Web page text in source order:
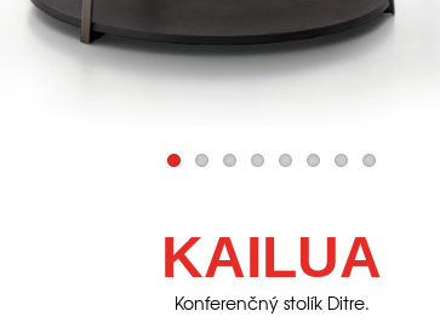
KAILUA
Konferenčný stolík Ditre.